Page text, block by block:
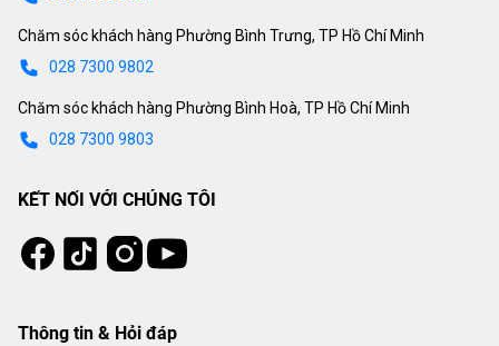
Chăm sóc khách hàng Phường Bình Trưng, TP Hồ Chí Minh
028 7300 9802
Chăm sóc khách hàng Phường Bình Hoà, TP Hồ Chí Minh
028 7300 9803
KẾT NỐI VỚI CHÚNG TÔI
Facebook
Tiktok Instagram
Youtube
Thông tin & Hỏi đáp